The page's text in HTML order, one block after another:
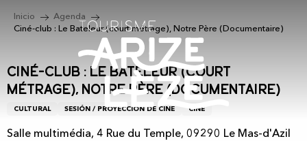
Inicio
Agenda
Ciné-club : Le Bateleur (court métrage), Notre Père (Documentaire)
Ciné-club : Le Bateleur (court
métrage), Notre Père (Documentaire)
CULTURAL SESIÓN / PROYECCIÓN DE CINE CINE
Salle multimédia, 4 Rue du Temple, 09290 Le Mas-d'Azil